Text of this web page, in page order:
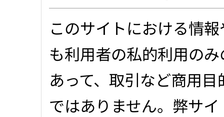
このサイトにおける情
も利用者の私的利用の
あって、取引など商用
ではありません。弊サ